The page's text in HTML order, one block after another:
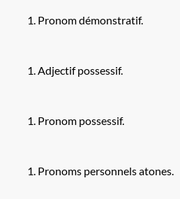
Pronom démonstratif.
Adjectif possessif.
Pronom possessif.
Pronoms personnels atones.